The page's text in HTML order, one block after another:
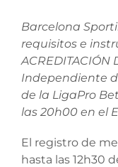
Barcelona
requisitos e
Independiente
de la LigaPro
las 20h00 en el
El registro de
hasta las 12h30